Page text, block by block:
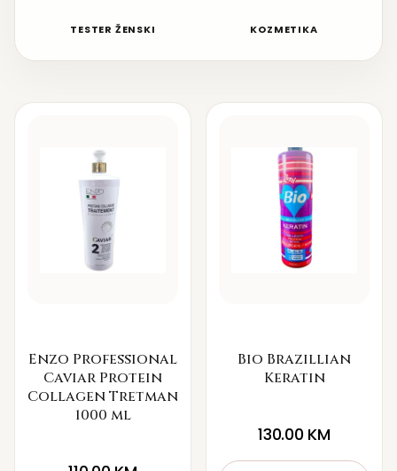
TESTER ŽENSKI KOZMETIKA
Enzo Professional
Caviar Protein
Collagen Tretman
1000 ml
Bio Brazillian
Keratin
130.00 KM